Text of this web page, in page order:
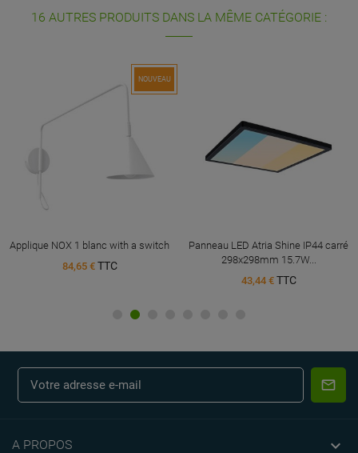
16 AUTRES PRODUITS DANS LA MÊME CATÉGORIE :
NOUVEAU
Applique NOX 1 blanc with a switch
84,65 € TTC
Panneau LED Atria Shine IP44 carré
298x298mm 15.7W...
43,44 € TTC
A PROPOS 